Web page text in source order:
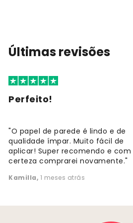
Últimas revisões
Perfeito!
"O papel de parede é lindo e de
qualidade ímpar. Muito fácil de
aplicar! Super recomendo e com
certeza comprarei novamente."
Kamilla, 1 meses atrás